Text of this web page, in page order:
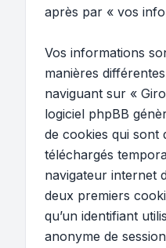
après par « vos
Vos informations
manières
naviguant sur «
logiciel phpBB
de cookies qui sont
téléchargés
navigateur internet
deux premiers
qu’un identifiant
anonyme de